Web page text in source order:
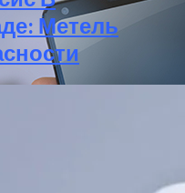
Метель